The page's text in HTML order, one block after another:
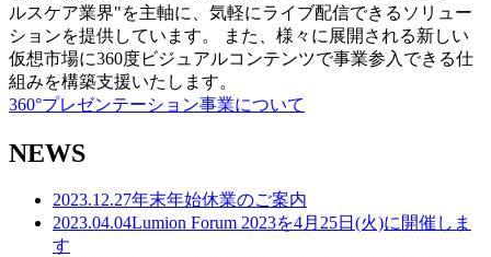
ルスケア業界"を主軸に、気軽にライブ配信できるソリュー
ションを提供しています。 また、様々に展開される新しい
仮想市場に360度ビジュアルコンテンツで事業参入できる仕
組みを構築支援いたします。
360°プレゼンテーション事業について
NEWS
2023.12.27年末年始休業のご案内
2023.04.04Lumion Forum 2023を4月25日(火)に開催しま
す